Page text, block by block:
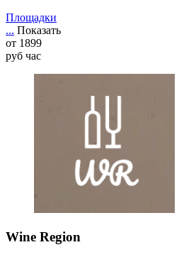
Площадки
... Показать
от 1899
руб час
Wine Region